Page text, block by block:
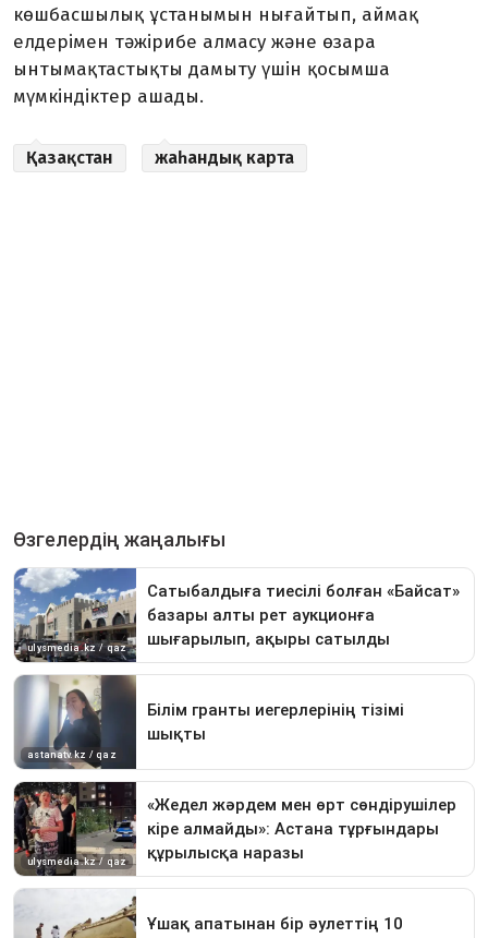
көшбасшылық ұстанымын нығайтып, аймақ
елдерімен тәжірибе алмасу және өзара
ынтымақтастықты дамыту үшін қосымша
мүмкіндіктер ашады.
Қазақстан жаһандық карта